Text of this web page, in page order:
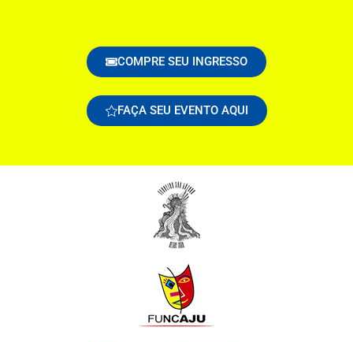
COMPRE SEU INGRESSO
FAÇA SEU EVENTO AQUI